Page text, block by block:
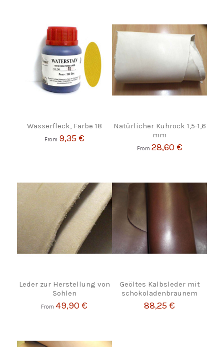
Wasserfleck, Farbe 18
From 9,35 €
Natürlicher Kuhrock 1,5-1,6
mm
From 28,60 €
Leder zur Herstellung von
Sohlen
From49,90 €
Geöltes Kalbsleder mit
schokoladenbraunem
88,25 €